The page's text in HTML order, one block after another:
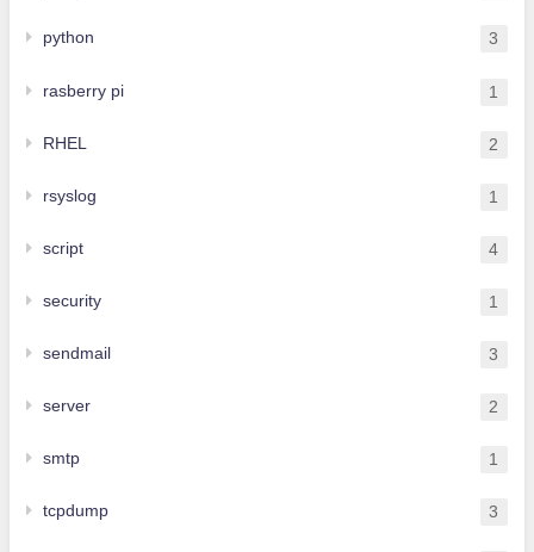
python 3
rasberry pi 1
RHEL 2
rsyslog 1
script 4
security 1
sendmail 3
server 2
smtp 1
tcpdump 3